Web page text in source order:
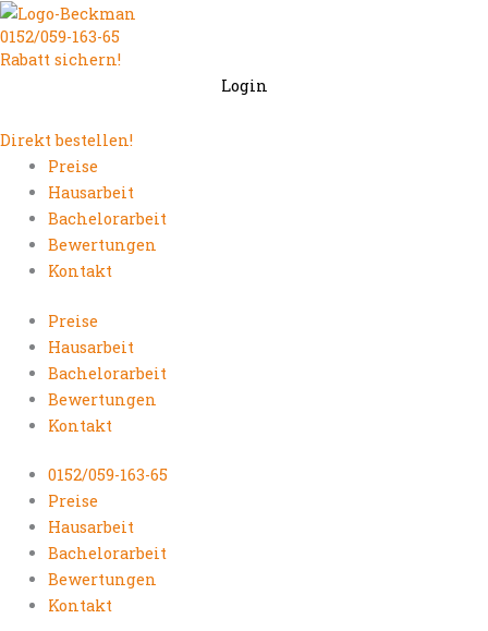
Zum
Inhalt
springen
0152/059-163-65
Rabatt sichern!
Login
Direkt bestellen!
Preise
Hausarbeit
Bachelorarbeit
Bewertungen
Kontakt
Preise
Hausarbeit
Bachelorarbeit
Bewertungen
Kontakt
0152/059-163-65
Preise
Hausarbeit
Bachelorarbeit
Bewertungen
Kontakt